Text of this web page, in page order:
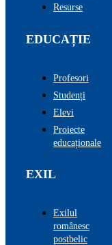
Resurse
EDUCAȚIE
Profesori
Studenți
Elevi
Proiecte
educaționale
EXIL
Exilul
românesc
postbelic